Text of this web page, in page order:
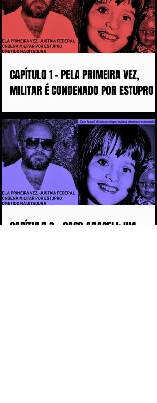
CAPÍTULO 1 - PELA PRIMEIRA VEZ,
MILITAR É CONDENADO POR ESTUPRO
CAPÍTULO 3 - CASO ARACELI: UM